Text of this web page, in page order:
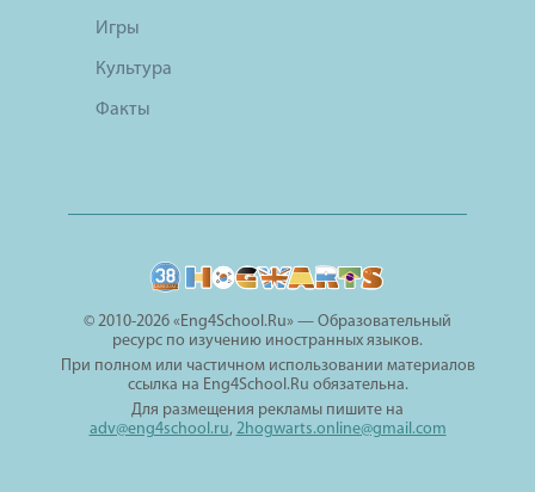
Игры
Культура
Факты
© 2010-2026 «Eng4School.Ru» — Образовательный
ресурс по изучению иностранных языков.
При полном или частичном использовании материалов
ссылка на Eng4School.Ru обязательна.
Для размещения рекламы пишите на
adv@eng4school.ru, 2hogwarts.online@gmail.com